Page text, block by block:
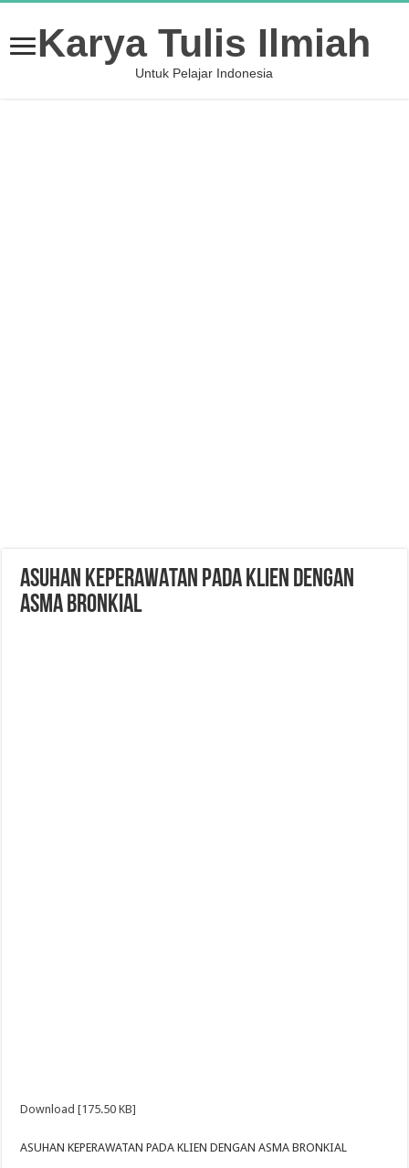
Karya Tulis Ilmiah
Untuk Pelajar Indonesia
ASUHAN KEPERAWATAN PADA KLIEN DENGAN
ASMA BRONKIAL
Download [175.50 KB]
ASUHAN KEPERAWATAN PADA KLIEN DENGAN ASMA BRONKIAL